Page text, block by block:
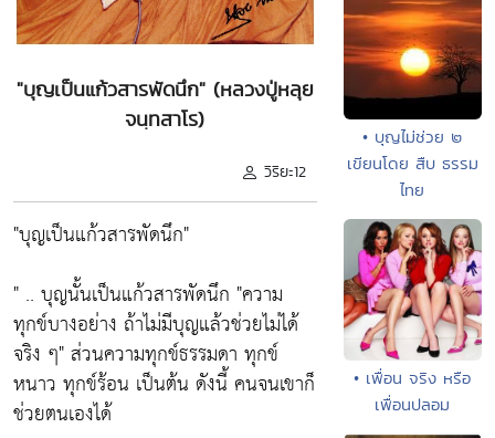
"บุญเป็นแก้วสารพัดนึก" (หลวงปู่หลุย
จนฺทสาโร)
วิริยะ12
"บุญเป็นแก้วสารพัดนึก"
" .. บุญนั้นเป็นแก้วสารพัดนึก "ความ
ทุกข์บางอย่าง ถ้าไม่มีบุญแล้วช่วยไม่ได้
จริง ๆ" ส่วนความทุกข์ธรรมดา ทุกข์
หนาว ทุกข์ร้อน เป็นต้น ดังนี้ คนจนเขาก็
ช่วยตนเองได้
• บุญไม่ช่วย ๒
เขียนโดย สืบ ธรรม
ไทย
• เพื่อน จริง หรือ
เพื่อนปลอม